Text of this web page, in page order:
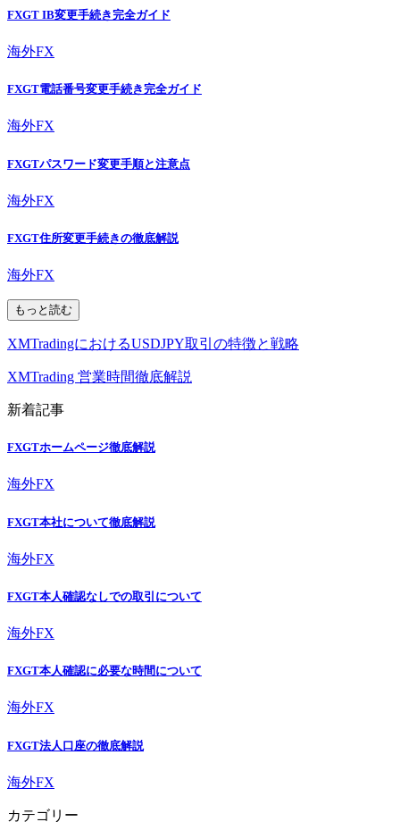
FXGT IB変更手続き完全ガイド
海外FX
FXGT電話番号変更手続き完全ガイド
海外FX
FXGTパスワード変更手順と注意点
海外FX
FXGT住所変更手続きの徹底解説
海外FX
もっと読む
XMTradingにおけるUSDJPY取引の特徴と戦略
XMTrading 営業時間徹底解説
新着記事
FXGTホームページ徹底解説
海外FX
FXGT本社について徹底解説
海外FX
FXGT本人確認なしでの取引について
海外FX
FXGT本人確認に必要な時間について
海外FX
FXGT法人口座の徹底解説
海外FX
カテゴリー